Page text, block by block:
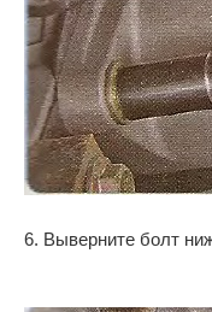
6. Выверните болт